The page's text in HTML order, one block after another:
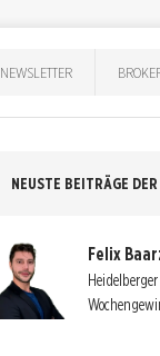
NEWSLETTER
NEUSTE BEITRÄGE
Felix